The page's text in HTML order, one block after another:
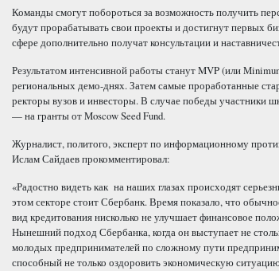
Команды смогут побороться за возможность получить
будут прорабатывать свои проекты и достигнут первых
сфере дополнительно получат консультации и
Результатом интенсивной работы станут MVP (или
региональных демо-днях. Затем самые проработанные
ректоры вузов и инвесторы. В случае победы участники
— на гранты от Moscow Seed Fund.
Журналист, политого, эксперт по информационному
Ислам Сайдаев прокомментировал:
«Радостно видеть как на наших глазах происходят
этом секторе стоит Сбербанк. Время показало, что
вид кредитования нисколько не улучшает финансовое
Нынешний подход Сбербанка, когда он выступает не
молодых предпринимателей по сложному пути
способный не только оздоровить экономическую